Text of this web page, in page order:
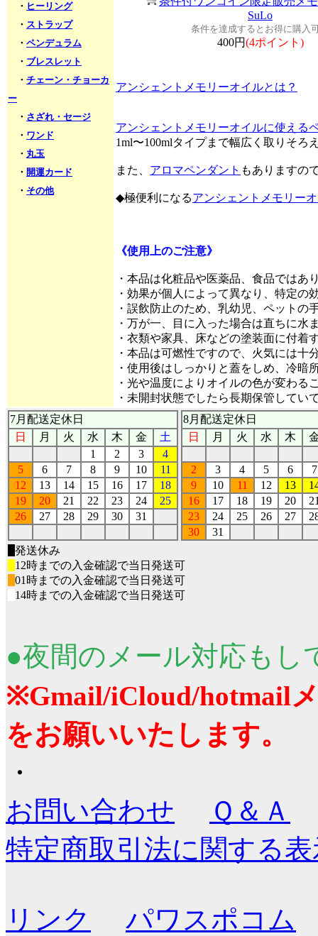
・ ヒーリング
・ ストラップ
・ ペンデュラム
・ ブレスレット
・ チェーン・チョーカ
ー
・ さざれ・セージ
・ ワンド
・ 丸玉
・ 開運カード
・ その他
SuLo
条件を達成するとお得に購入
400円(4ポイント)
アンシェントメモリーオイルとは？
アンシェントメモリーオイルに使える
1ml〜100mlタイプまで幅広く取りそろ
また、 アロマペンダント もありますの
◆極便利になるアンシェントメモリー
《使用上のご注意》
・本品は化粧品や医薬品、食品ではあ
・効果が個人によって異なり、特定の
・誤飲防止のため、乳幼児、ペットの
・万が一、目に入った場合は直ちに水
・衣類や家具、床などの塗装面に付
・本品は可燃性ですので、火気には十
・使用後はしっかりと蓋をしめ、冷暗
・光や温度によりオイルの色が変わ
・未開封状態でしたら長期保管してい
7月配送定休日
日
月 火 水 木 金
土
1
2 3
4
5
6 7 8 9 10
11
12
13 14 15 16 17
18
19
20 21 22 23 24
25
26
27 28 29 30 31
8月配送定休日
日
月 火 水 木
2 3 4 5 6
7
9
10 11 12 13
16
17 18 19 20
23
24 25 26 27
30
31
発送休み
12時までの入金確認で当日発送可
01時までの入金確認で当日発送可
14時までの入金確認で当日発送可
●夜間のメール対応もし
※Gmail/iCloud/hotmail
をお願いいたします。
・
お問い合わせ
Ｑ＆Ａ
特定商取引法に関する
リンク
パワスポコム